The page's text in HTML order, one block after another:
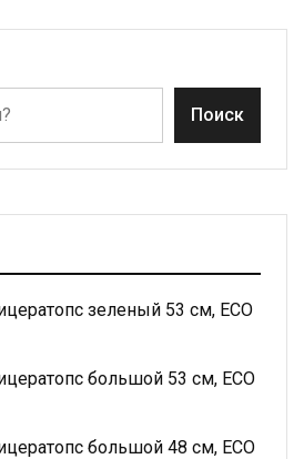
Поиск
зеленый 53 см, ECO
большой 53 см, ECO
большой 48 см, ECO